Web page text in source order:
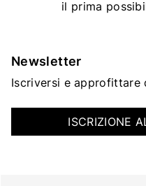
il prima
Newsletter
Iscriversi e approfittare
ISCRIZIONE